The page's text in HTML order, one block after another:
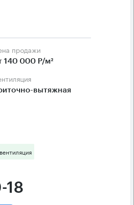
продажи
140 000 Р/м²
вытяжная
18